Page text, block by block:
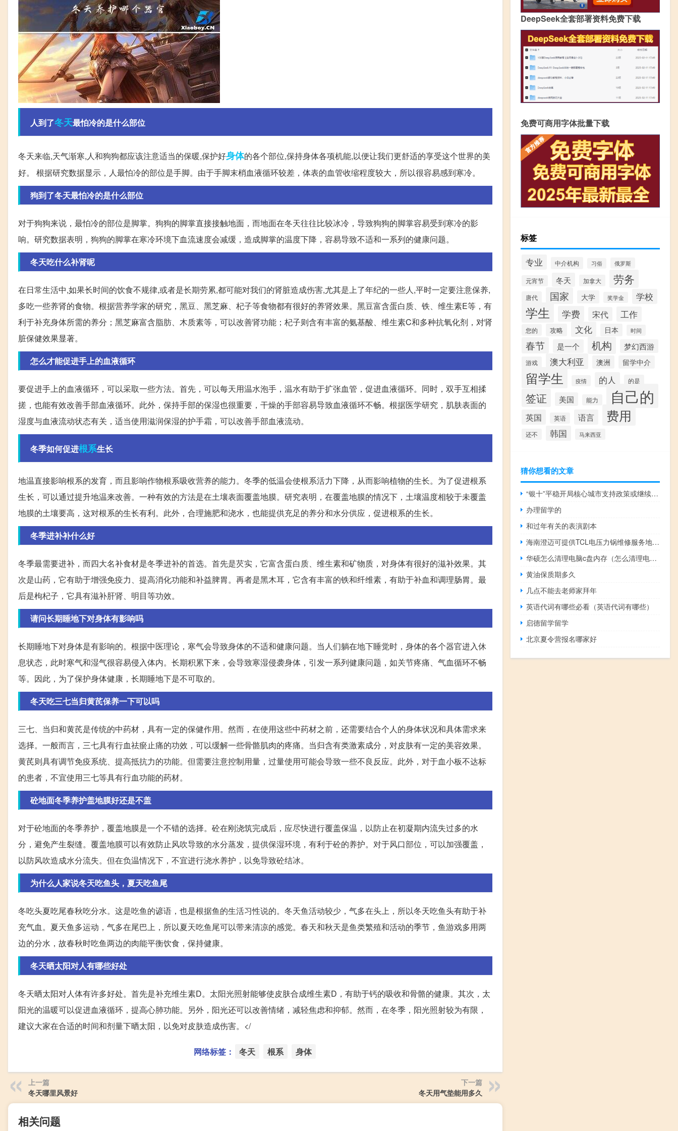
人到了冬天最怕冷的是什么部位
冬天来临,天气渐寒,人和狗狗都应该注意适当的保暖,保护好身体的各个部位,保持身体各项机能,以便让我们更舒适的享受这个世界的美
好。 根据研究数据显示，人最怕冷的部位是手脚。由于手脚末梢血液循环较差，体表的血管收缩程度较大，所以很容易感到寒冷。
狗到了冬天最怕冷的是什么部位
对于狗狗来说，最怕冷的部位是脚掌。狗狗的脚掌直接接触地面，而地面在冬天往往比较冰冷，导致狗狗的脚掌容易受到寒冷的影
响。研究数据表明，狗狗的脚掌在寒冷环境下血流速度会减缓，造成脚掌的温度下降，容易导致不适和一系列的健康问题。
冬天吃什么补肾呢
在日常生活中,如果长时间的饮食不规律,或者是长期劳累,都可能对我们的肾脏造成伤害,尤其是上了年纪的一些人,平时一定要注意保养,
多吃一些养肾的食物。根据营养学家的研究，黑豆、黑芝麻、杞子等食物都有很好的养肾效果。黑豆富含蛋白质、铁、维生素E等，有
利于补充身体所需的养分；黑芝麻富含脂肪、木质素等，可以改善肾功能；杞子则含有丰富的氨基酸、维生素C和多种抗氧化剂，对肾
脏保健效果显著。
怎么才能促进手上的血液循环
要促进手上的血液循环，可以采取一些方法。首先，可以每天用温水泡手，温水有助于扩张血管，促进血液循环。同时，双手互相揉
搓，也能有效改善手部血液循环。此外，保持手部的保湿也很重要，干燥的手部容易导致血液循环不畅。根据医学研究，肌肤表面的
湿度与血液流动状态有关，适当使用滋润保湿的护手霜，可以改善手部血液流动。
冬季如何促进根系生长
地温直接影响根系的发育，而且影响作物根系吸收营养的能力。冬季的低温会使根系活力下降，从而影响植物的生长。为了促进根系
生长，可以通过提升地温来改善。一种有效的方法是在土壤表面覆盖地膜。研究表明，在覆盖地膜的情况下，土壤温度相较于未覆盖
地膜的土壤要高，这对根系的生长有利。此外，合理施肥和浇水，也能提供充足的养分和水分供应，促进根系的生长。
冬季进补补什么好
冬季最需要进补，而四大名补食材是冬季进补的首选。首先是芡实，它富含蛋白质、维生素和矿物质，对身体有很好的滋补效果。其
次是山药，它有助于增强免疫力、提高消化功能和补益脾胃。再者是黑木耳，它含有丰富的铁和纤维素，有助于补血和调理肠胃。最
后是枸杞子，它具有滋补肝肾、明目等功效。
请问长期睡地下对身体有影响吗
长期睡地下对身体是有影响的。根据中医理论，寒气会导致身体的不适和健康问题。当人们躺在地下睡觉时，身体的各个器官进入休
息状态，此时寒气和湿气很容易侵入体内。长期积累下来，会导致寒湿侵袭身体，引发一系列健康问题，如关节疼痛、气血循环不畅
等。因此，为了保护身体健康，长期睡地下是不可取的。
冬天吃三七当归黄芪保养一下可以吗
三七、当归和黄芪是传统的中药材，具有一定的保健作用。然而，在使用这些中药材之前，还需要结合个人的身体状况和具体需求来
选择。一般而言，三七具有行血祛瘀止痛的功效，可以缓解一些骨骼肌肉的疼痛。当归含有类激素成分，对皮肤有一定的美容效果。
黄芪则具有调节免疫系统、提高抵抗力的功能。但需要注意控制用量，过量使用可能会导致一些不良反应。此外，对于血小板不达标
的患者，不宜使用三七等具有行血功能的药材。
砼地面冬季养护盖地膜好还是不盖
对于砼地面的冬季养护，覆盖地膜是一个不错的选择。砼在刚浇筑完成后，应尽快进行覆盖保温，以防止在初凝期内流失过多的水
分，避免产生裂缝。覆盖地膜可以有效防止风吹导致的水分蒸发，提供保湿环境，有利于砼的养护。对于风口部位，可以加强覆盖，
以防风吹造成水分流失。但在负温情况下，不宜进行浇水养护，以免导致砼结冰。
为什么人家说冬天吃鱼头，夏天吃鱼尾
冬吃头夏吃尾春秋吃分水。这是吃鱼的谚语，也是根据鱼的生活习性说的。冬天鱼活动较少，气多在头上，所以冬天吃鱼头有助于补
充气血。夏天鱼多运动，气多在尾巴上，所以夏天吃鱼尾可以带来清凉的感觉。春天和秋天是鱼类繁殖和活动的季节，鱼游戏多用两
边的分水，故春秋时吃鱼两边的肉能平衡饮食，保持健康。
冬天晒太阳对人有哪些好处
冬天晒太阳对人体有许多好处。首先是补充维生素D。太阳光照射能够使皮肤合成维生素D，有助于钙的吸收和骨骼的健康。其次，太
阳光的温暖可以促进血液循环，提高心肺功能。另外，阳光还可以改善情绪，减轻焦虑和抑郁。然而，在冬季，阳光照射较为有限，
建议大家在合适的时间和剂量下晒太阳，以免对皮肤造成伤害。</
网络标签： 冬天 根系 身体
上一篇
冬天哪里风景好
下一篇
冬天用气垫能用多久
相关问题
DeepSeek全套部署资料免费下载
免费可商用字体批量下载
标签
专业 中介机构 习俗 俄罗斯
元宵节 冬天 加拿大 劳务
唐代 国家 大学 奖学金 学校
学生 学费 宋代 工作
您的 攻略 文化 日本 时间
春节 是一个 机构 梦幻西游
游戏 澳大利亚 澳洲 留学中介
留学生 疫情 的人 的是
签证 美国 能力 自己的
英国 英语 语言 费用
还不 韩国 马来西亚
猜你想看的文章
“银十”平稳开局核心城市支持政策或继续发力
办理留学的
和过年有关的表演剧本
海南澄迈可提供TCL电压力锅维修服务地址在哪
华硕怎么清理电脑c盘内存（怎么清理电脑c盘内存）
黄油保质期多久
几点不能去老师家拜年
英语代词有哪些必看（英语代词有哪些）
启德留学留学
北京夏令营报名哪家好